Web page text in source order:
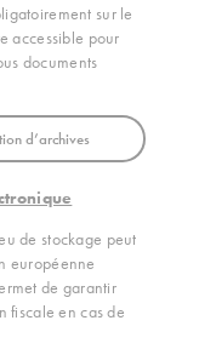
sur le
accessible pour
documents
d’archives
de stockage peut
européenne
de garantir
fiscale en cas de